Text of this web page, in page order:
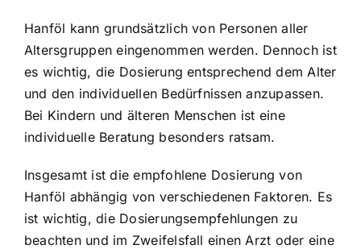
Hanföl kann grundsätzlich von Personen aller
Altersgruppen eingenommen werden. Dennoch ist
es wichtig, die Dosierung entsprechend dem Alter
und den individuellen Bedürfnissen anzupassen.
Bei Kindern und älteren Menschen ist eine
individuelle Beratung besonders ratsam.
Insgesamt ist die empfohlene Dosierung von
Hanföl abhängig von verschiedenen Faktoren. Es
ist wichtig, die Dosierungsempfehlungen zu
beachten und im Zweifelsfall einen Arzt oder eine